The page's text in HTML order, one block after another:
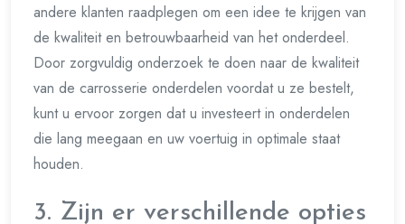
andere klanten raadplegen om een idee te krijgen van
de kwaliteit en betrouwbaarheid van het onderdeel.
Door zorgvuldig onderzoek te doen naar de kwaliteit
van de carrosserie onderdelen voordat u ze bestelt,
kunt u ervoor zorgen dat u investeert in onderdelen
die lang meegaan en uw voertuig in optimale staat
houden.
3. Zijn er verschillende opties